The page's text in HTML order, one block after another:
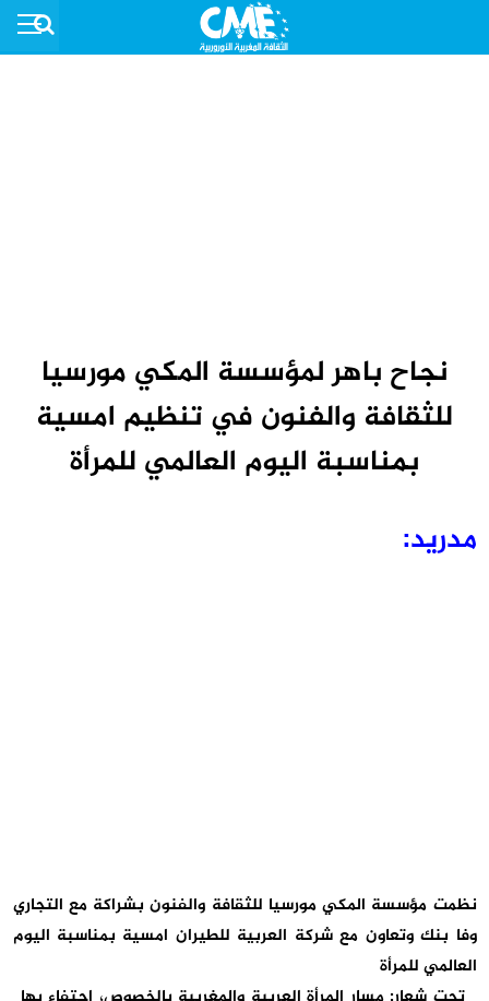
نجاح باهر لمؤسسة المكي مورسيا
للثقافة والفنون في تنظيم امسية
بمناسبة اليوم العالمي للمرأة
مدريد:
نظمت مؤسسة المكي مورسيا للثقافة والفنون بشراكة مع التجاري
وفا بنك وتعاون مع شركة العربية للطيران امسية بمناسبة اليوم
العالمي للمرأة